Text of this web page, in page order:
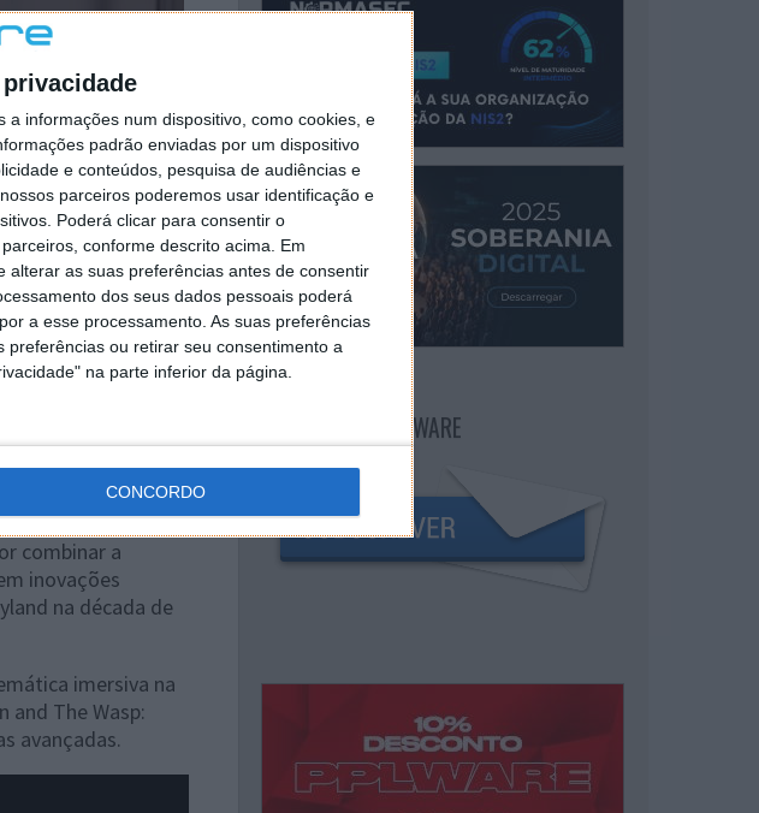
a informações num dispositivo, como cookies, e
padrão enviadas por um dispositivo
e conteúdos, pesquisa de audiências e
parceiros poderemos usar identificação e
Poderá clicar para consentir o
conforme descrito acima. Em
as suas preferências antes de consentir
dos seus dados pessoais poderá
a esse processamento. As suas preferências
ou retirar seu consentimento a
na parte inferior da página.
CONCORDO
combinar a
inovações
na década de
imersiva na
and The Wasp:
avançadas.
NEWSLETTER PPLWARE